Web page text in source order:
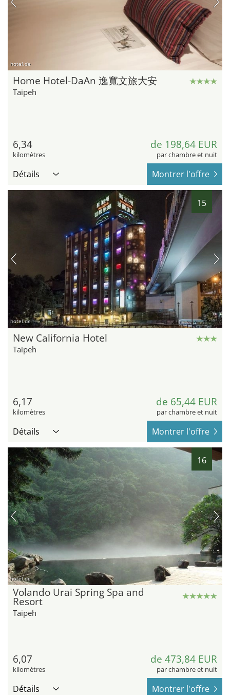
hotel.de
Home Hotel-DaAn 逸寬文旅大安
Taipeh
6,34
kilomètres
de 198,64 EUR
par chambre et nuit
Détails Montrer l'offre
15
hotel.de
New California Hotel
Taipeh
6,17
kilomètres
de 65,44 EUR
par chambre et nuit
Détails Montrer l'offre
16
hotel.de
Volando Urai Spring Spa and
Resort
Taipeh
6,07
kilomètres
de 473,84 EUR
par chambre et nuit
Détails Montrer l'offre